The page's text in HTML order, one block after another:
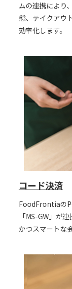
ムの連携により
態、テイクアウ
効率化します。
コード決済
FoodFrontiaの
「MS-GW」が
かつスマートな